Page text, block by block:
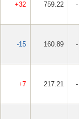
+32 759.22 -
-15 160.89 -
+7 217.21 -